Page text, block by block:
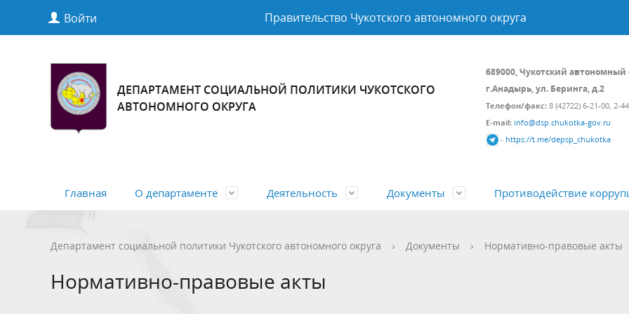
Войти Правительство Чукотского автономного округа
ДЕПАРТАМЕНТ СОЦИАЛЬНОЙ ПОЛИТИКИ ЧУКОТСКОГО
АВТОНОМНОГО ОКРУГА
689000, Чукотский автономный
г.Анадырь, ул. Беринга, д.2
Телефон/факс: 8 (42722) 6-21-00, 2-
E-mail: info@dsp.chukotka-gov.ru
- https://t.me/depsp_chukotka
Главная О департаменте
Полномочия, задачи и функции Структура и состав Подведомственные
Деятельность
Общая информация Учетная политика Контрольно-надзорная
Документы
Нормативные правовые акты
Нормативно-правовые акты
автономного округа
Открытые данные
Противодействие
Перечень пространственных
Департамент социальной политики Чукотского автономного округа › Документы › Нормативно-правовые акты
Нормативно-правовые акты